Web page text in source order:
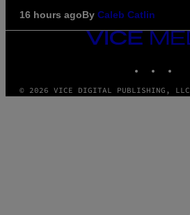
16 hours agoBy Caleb Catlin
VICE
MEDIA
© 2026 VICE DIGITAL PUBLISHING, LLC